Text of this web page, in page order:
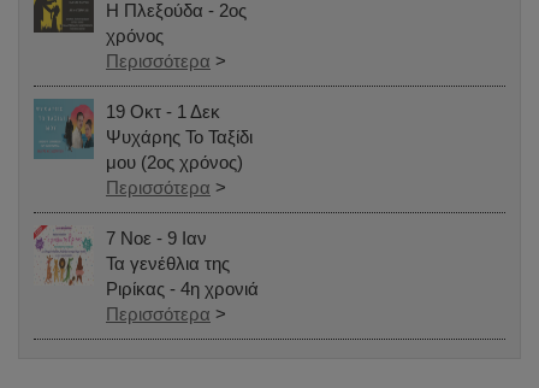
Η Πλεξούδα - 2ος
χρόνος
Περισσότερα >
19 Οκτ - 1 Δεκ
Ψυχάρης Το Ταξίδι
μου (2ος χρόνος)
Περισσότερα >
7 Νοε - 9 Ιαν
Τα γενέθλια της
Ριρίκας - 4η χρονιά
Περισσότερα >